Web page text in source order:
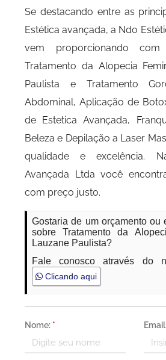
Se destacando entre as
Estética avançada, a Ndo
vem proporcionando
Tratamento da Alopecia
Paulista e Tratamento
Abdominal, Aplicação de
de Estetica Avançada,
Beleza e Depilação a Laser
qualidade e excelência.
Avançada Ltda você
com preço justo.
Gostaria de um orçamento ou
sobre Tratamento da
Lauzane Paulista?
Fale conosco através do
Clicando aqui
Nome: *